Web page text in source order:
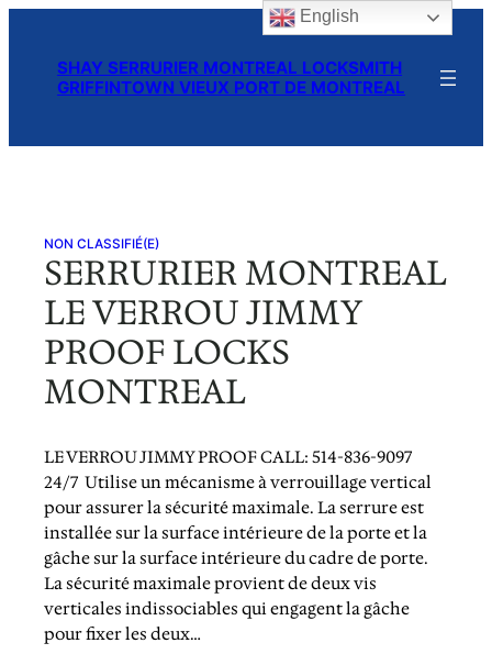
contentSHAY SERRURIER MONTREAL LOCKSMITH
GRIFFINTOWN VIEUX PORT DE MONTREAL
NON CLASSIFIÉ(E)
SERRURIER MONTREAL
LE VERROU JIMMY
PROOF LOCKS
MONTREAL
LE VERROU JIMMY PROOF CALL: 514-836-9097
24/7 Utilise un mécanisme à verrouillage vertical
pour assurer la sécurité maximale. La serrure est
installée sur la surface intérieure de la porte et la
gâche sur la surface intérieure du cadre de porte.
La sécurité maximale provient de deux vis
verticales indissociables qui engagent la gâche
pour fixer les deux…
English